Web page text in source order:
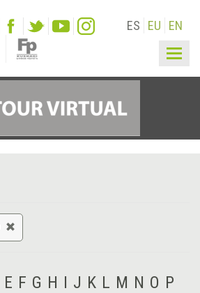
ES EU EN
E F G H I J K L M N O P